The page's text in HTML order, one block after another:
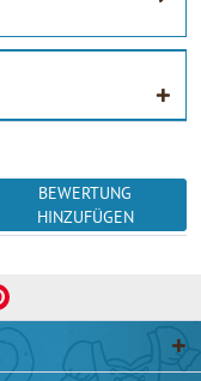
BEWERTUNG
HINZUFÜGEN